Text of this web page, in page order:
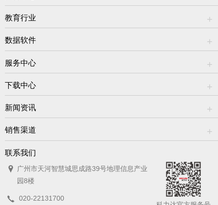
教育行业
数据软件
服务中心
下载中心
新闻资讯
销售渠道
联系我们
广州市天河智慧城思成路39号地理信息产业
园8楼
020-22131700